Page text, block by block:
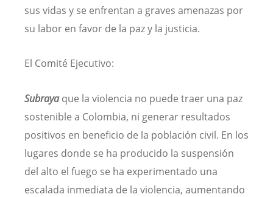
sus vidas y se enfrentan a graves amenazas por
su labor en favor de la paz y la justicia.
El Comité Ejecutivo:
Subrayaque la violencia no puede traer una paz
sostenible a Colombia, ni generar resultados
positivos en beneficio de la población civil. En los
lugares donde se ha producido la suspensión
del alto el fuego se ha experimentado una
escalada inmediata de la violencia, aumentando